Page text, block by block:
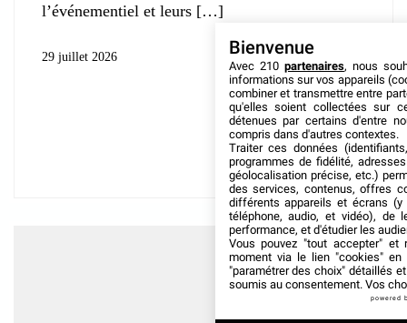
l’événementiel et leurs
29 juillet 2026 Bienvenue
Avec 210 partenaires, nous
informations sur vos appareils
combiner et transmettre entre
qu'elles soient collectées sur
détenues par certains d'entre
compris dans d'autres contextes.
Traiter ces données
programmes de fidélité,
géolocalisation précise, etc.)
des services, contenus, offres
différents appareils et écrans (y
téléphone, audio, et vidéo), de
performance, et d'étudier les
Vous pouvez "tout accepter" et
moment via le lien "cookies" en
"paramétrer des choix" détaillés
soumis au consentement. Vos
powered